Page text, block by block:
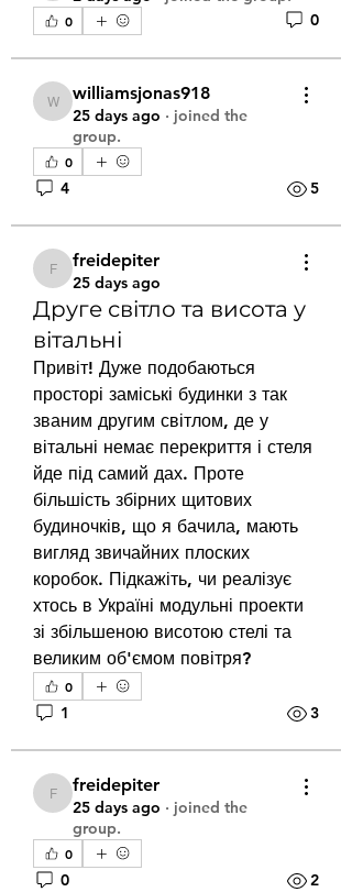
0 0
williamsjonas918
williamsjonas918
25 days ago · joined the
group.
0
4 5
freidepiter
freidepiter
25 days ago
Друге світло та висота у
вітальні
Привіт! Дуже подобаються
просторі заміські будинки з так
званим другим світлом, де у
вітальні немає перекриття і стеля
йде під самий дах. Проте
більшість збірних щитових
будиночків, що я бачила, мають
вигляд звичайних плоских
коробок. Підкажіть, чи реалізує
хтось в Україні модульні проекти
зі збільшеною висотою стелі та
великим об'ємом повітря?
0
1 3
freidepiter
freidepiter
25 days ago · joined the
group.
0
0 2